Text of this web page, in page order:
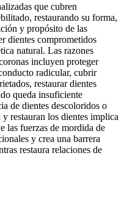
que cubren
restaurando su forma,
y propósito de las
dientes comprometidos
natural. Las razones
incluyen proteger
radicular, cubrir
restaurar dientes
queda insuficiente
de dientes descoloridos o
restauran los dientes implica
las fuerzas de mordida de
y crea una barrera
restaura relaciones de